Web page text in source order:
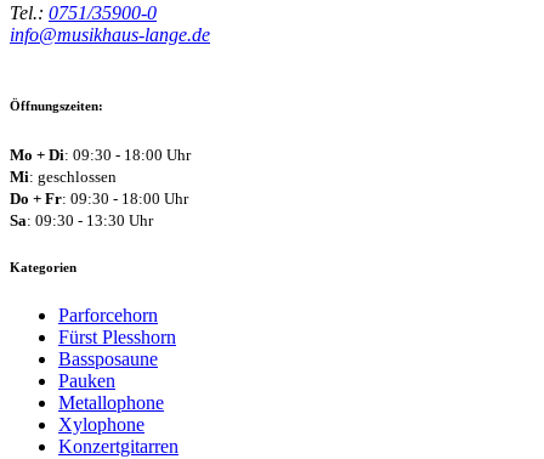
Tel.: 0751/35900-0
info@musikhaus-lange.de
Öffnungszeiten:
Mo + Di: 09:30 - 18:00 Uhr
Mi: geschlossen
Do + Fr: 09:30 - 18:00 Uhr
Sa: 09:30 - 13:30 Uhr
Kategorien
Parforcehorn
Fürst Plesshorn
Bassposaune
Pauken
Metallophone
Xylophone
Konzertgitarren